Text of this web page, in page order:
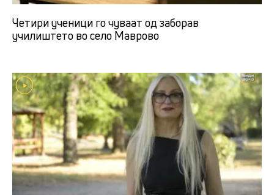
Четири ученици го чувaат од заборав
училиштето во село Маврово